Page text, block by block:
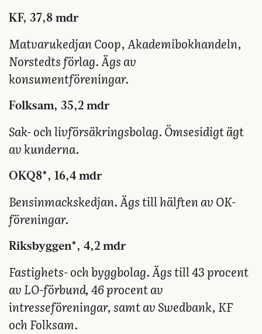
KF, 37,8 mdr
Matvarukedjan Coop, Akademibokhandeln,
Norstedts förlag. Ägs av
konsumentföreningar.
Folksam, 35,2 mdr
Sak- och livförsäkringsbolag. Ömsesidigt ägt
av kunderna.
OKQ8*, 16,4 mdr
Bensinmackskedjan. Ägs till hälften av OK-
föreningar.
Riksbyggen*, 4,2 mdr
Fastighets- och byggbolag. Ägs till 43 procent
av LO-förbund, 46 procent av
intresseföreningar, samt av Swedbank, KF
och Folksam.